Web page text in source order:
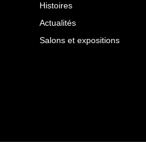
Histoires
Actualités
Salons et expositions